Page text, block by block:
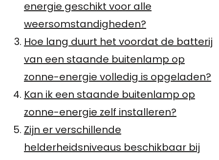
energie geschikt voor alle
weersomstandigheden?
Hoe lang duurt het voordat de batterij
van een staande buitenlamp op
zonne-energie volledig is opgeladen?
Kan ik een staande buitenlamp op
zonne-energie zelf installeren?
Zijn er verschillende
helderheidsniveaus beschikbaar bij